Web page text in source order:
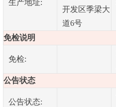
生产地址:
开发区季梁大
道6号
免检说明
免检:
公告状态
公告状态: